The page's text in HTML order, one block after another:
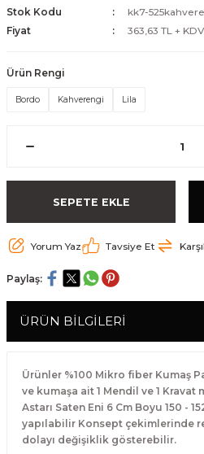
Stok Kodu
kk7-
Fiyat
363,63 TL + KDV
Ürün Rengi
Bordo Kahverengi Lila
SEPETE EKLE
Yorum Yaz Tavsiye Et
Paylaş:
ÜRÜN BİLGİLERİ
Ürünler %100 Mikro fiber Kumaş
ve kumaşa ait 1 Mendil ve 1
Astarı Saten Eni 6 Cm Boyu 150 -
yapılabilir Konsept çekimlerinde
dolayı değişiklik gösterebilir.